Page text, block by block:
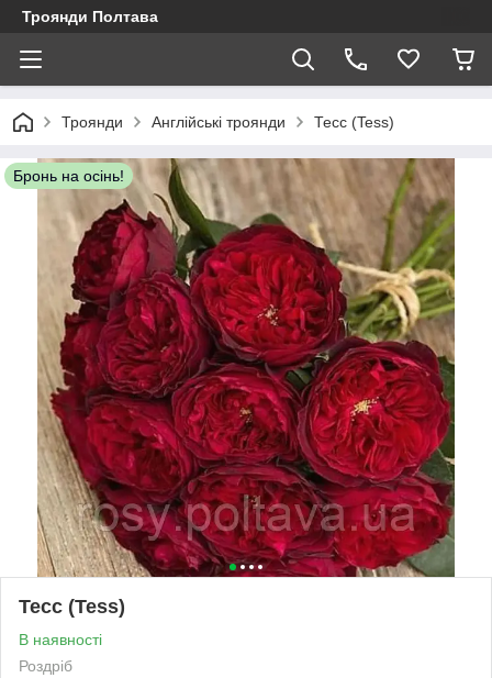
Троянди Полтава
Троянди Англійські троянди Тесс (Tess)
Бронь на осінь!
Тесс (Tess)
В наявності
Роздріб